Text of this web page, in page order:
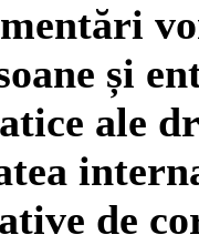
și
ale
de